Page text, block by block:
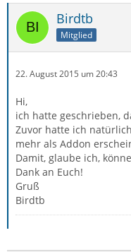
Birdtb
Mitglied
22. August 2015 um 20:43
Hi,
ich hatte geschrieben,
Zuvor hatte ich
mehr als Addon
Damit, glaube ich,
Dank an Euch!
Gruß
Birdtb